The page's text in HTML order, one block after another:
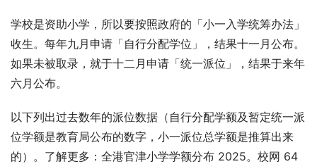
学校是资助小学，所以要按照政府的「小一入学统筹办法」
收生。每年九月申请「自行分配学位」，结果十一月公布。
如果未被取录，就于十二月申请「统一派位」，结果于来年
六月公布。
以下列出过去数年的派位数据（自行分配学额及暂定统一派
位学额是教育局公布的数字，小一派位总学额是推算出来
的）。了解更多：全港官津小学学额分布 2025。校网 64